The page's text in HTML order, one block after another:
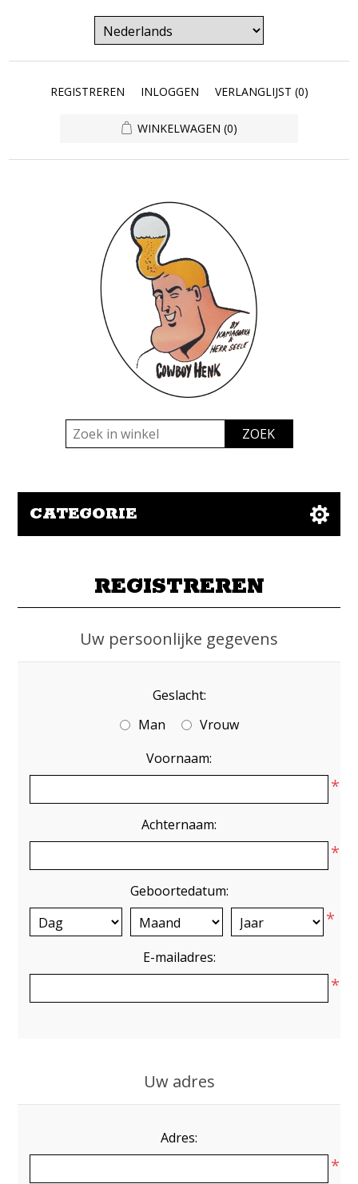
REGISTREREN INLOGGEN VERLANGLIJST (0)
WINKELWAGEN (0)
CATEGORIE
REGISTREREN
Uw persoonlijke gegevens
Geslacht:
Man
Vrouw
Voornaam:
*
Achternaam:
*
Geboortedatum:
*
E-mailadres:
*
Uw adres
Adres:
*